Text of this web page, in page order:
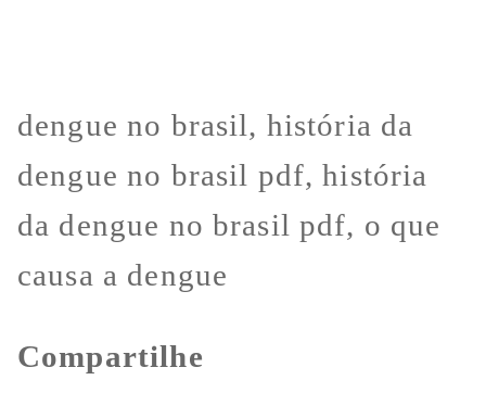
dengue no brasil, história da
dengue no brasil pdf, história
da dengue no brasil pdf, o que
causa a dengue
Compartilhe